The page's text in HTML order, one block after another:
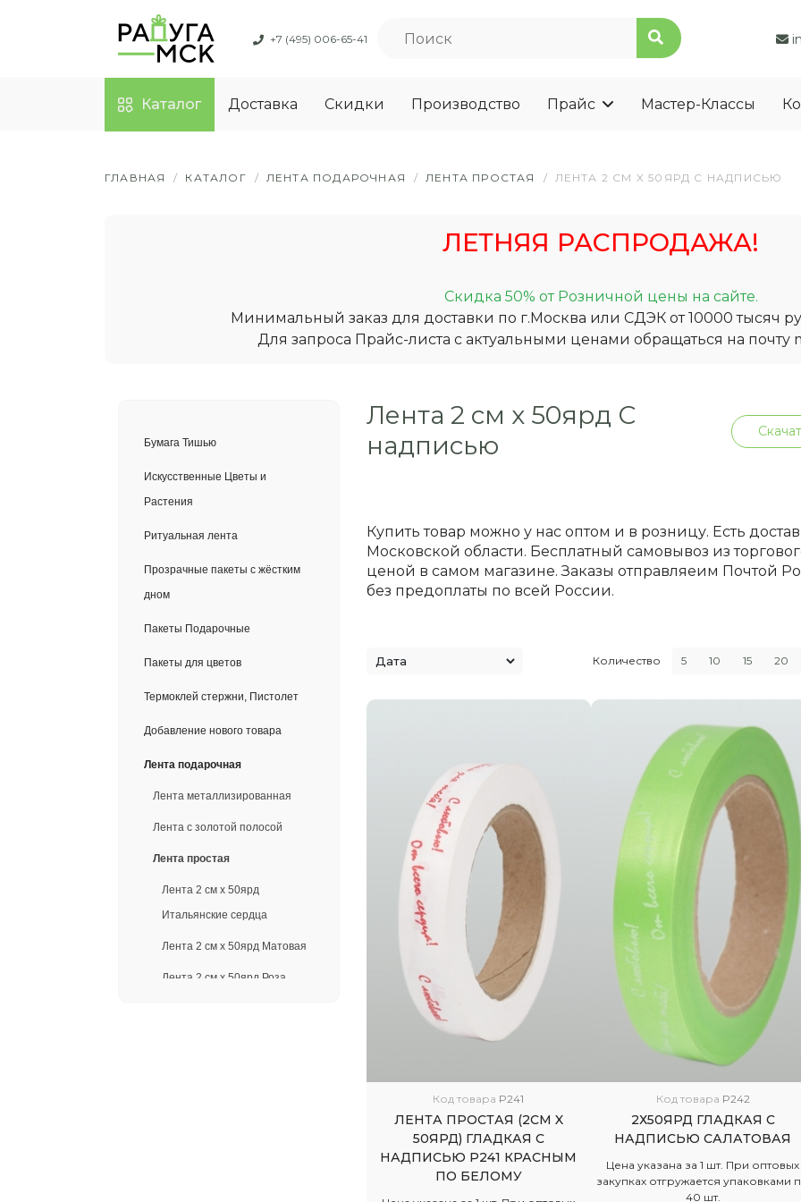
+7 (495) 006-65-41
Каталог Доставка Скидки Производство Прайс Мастер-Классы
ГЛАВНАЯ / КАТАЛОГ / ЛЕНТА ПОДАРОЧНАЯ / ЛЕНТА ПРОСТАЯ / ЛЕНТА 2 СМ Х 50ЯРД С НАДПИСЬЮ
ЛЕТНЯЯ РАСПРОДАЖА!
Скидка 50% от Розничной цены на сайте.
Минимальный заказ для доставки по г.Москва или СДЭК от 10000 тысяч
Для запроса Прайс-листа с актуальными ценами обращаться на почту
Бумага Тишью
Искусственные Цветы и
Растения
Ритуальная лента
Прозрачные пакеты с жёстким
дном
Пакеты Подарочные
Пакеты для цветов
Термоклей стержни, Пистолет
Добавление нового товара
Лента подарочная
Лента металлизированная
Лента с золотой полосой
Лента простая
Лента 2 см х 50ярд
Итальянские сердца
Лента 2 см х 50ярд Матовая
Лента 2 см х 50ярд Роза
Лента 2 см х 50ярд С
надписью
Купить товар можно у нас оптом и в розницу. Есть
Московской области. Бесплатный самовывоз из
ценой в самом магазине. Заказы отправляеим Почтой
без предоплаты по всей России.
Количество 5 10 15 20
Код товара P241
ЛЕНТА ПРОСТАЯ (2СМ X
50ЯРД) ГЛАДКАЯ С
НАДПИСЬЮ P241 КРАСНЫМ
ПО БЕЛОМУ
Код товара P242
2Х50ЯРД ГЛАДКАЯ С
НАДПИСЬЮ САЛАТОВАЯ
Цена указана за 1 шт. При оптовых
закупках отгружается упаковками
40 шт.